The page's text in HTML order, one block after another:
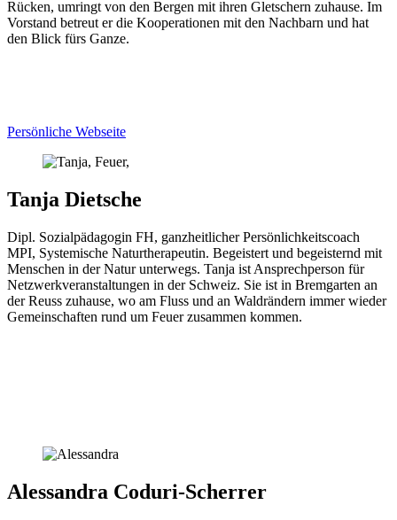
Rücken, umringt von den Bergen mit ihren Gletschern zuhause. Im
Vorstand betreut er die Kooperationen mit den Nachbarn und hat
den Blick fürs Ganze.
Persönliche Webseite
Email
an
Christian
Tanja Dietsche
Dipl. Sozialpädagogin FH, ganzheitlicher Persönlichkeitscoach
MPI, Systemische Naturtherapeutin. Begeistert und begeisternd mit
Menschen in der Natur unterwegs. Tanja ist Ansprechperson für
Netzwerkveranstaltungen in der Schweiz. Sie ist in Bremgarten an
der Reuss zuhause, wo am Fluss und an Waldrändern immer wieder
Gemeinschaften rund um Feuer zusammen kommen.
Email
an
Tanja
Alessandra Coduri-Scherrer